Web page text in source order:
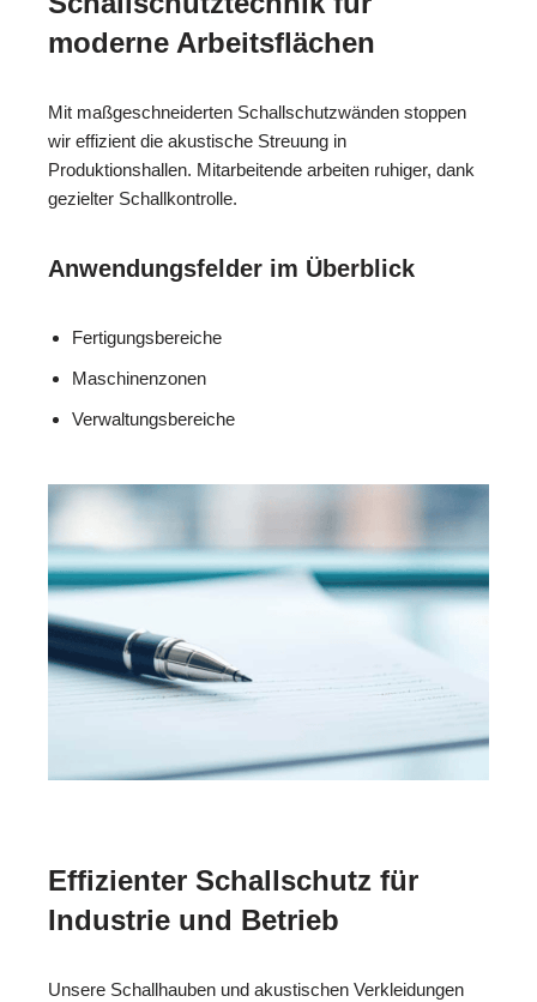
moderne Arbeitsflächen
Mit maßgeschneiderten Schallschutzwänden stoppen
wir effizient die akustische Streuung in
Produktionshallen. Mitarbeitende arbeiten ruhiger, dank
gezielter Schallkontrolle.
Anwendungsfelder im Überblick
Fertigungsbereiche
Maschinenzonen
Verwaltungsbereiche
Effizienter Schallschutz für
Industrie und Betrieb
Unsere Schallhauben und akustischen Verkleidungen